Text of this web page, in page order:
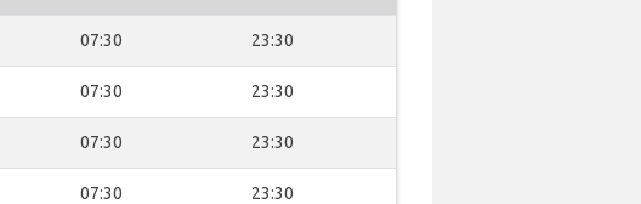
07:30 23:30
07:30 23:30
07:30 23:30
07:30 23:30